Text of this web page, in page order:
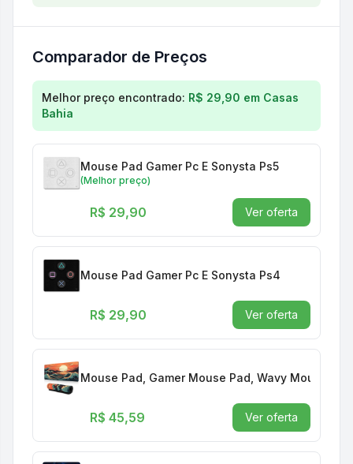
Comparador de Preços
Comparação de preços para Mouse Pad Gamer
Melhor preço encontrado: R$ 29,90 em Casas
Bahia
Mouse Pad Gamer Pc E Sonysta Ps5
(Melhor preço)
R$ 29,90 Ver oferta
Mouse Pad Gamer Pc E Sonysta Ps4
R$ 29,90 Ver oferta
Mouse Pad, Gamer Mouse Pad, Wavy Mouse
R$ 45,59 Ver oferta